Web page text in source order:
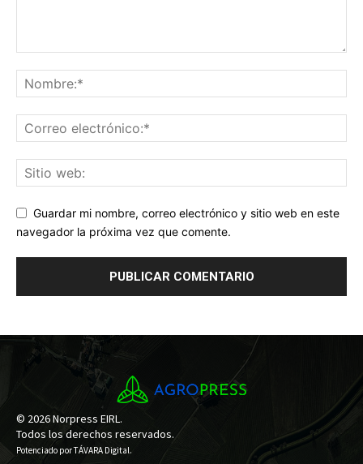
Guardar mi nombre, correo electrónico y sitio web en este
navegador la próxima vez que comente.
© 2026 Norpress EIRL.
Todos los derechos reservados.
Potenciado porTÁVARA Digital.